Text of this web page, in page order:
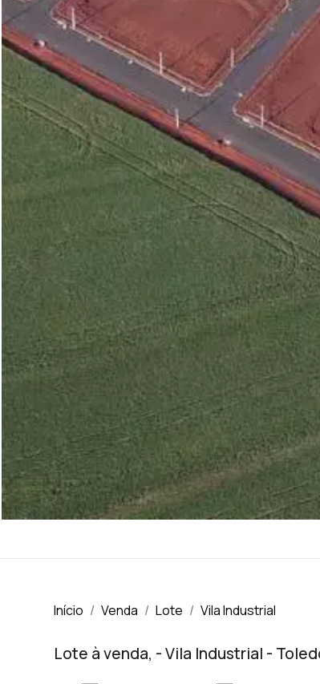
Início Venda Lote Vila Industrial
Lote à venda, - Vila Industrial -